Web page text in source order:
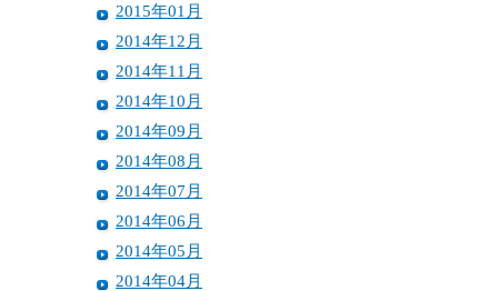
2015年01月
2014年12月
2014年11月
2014年10月
2014年09月
2014年08月
2014年07月
2014年06月
2014年05月
2014年04月